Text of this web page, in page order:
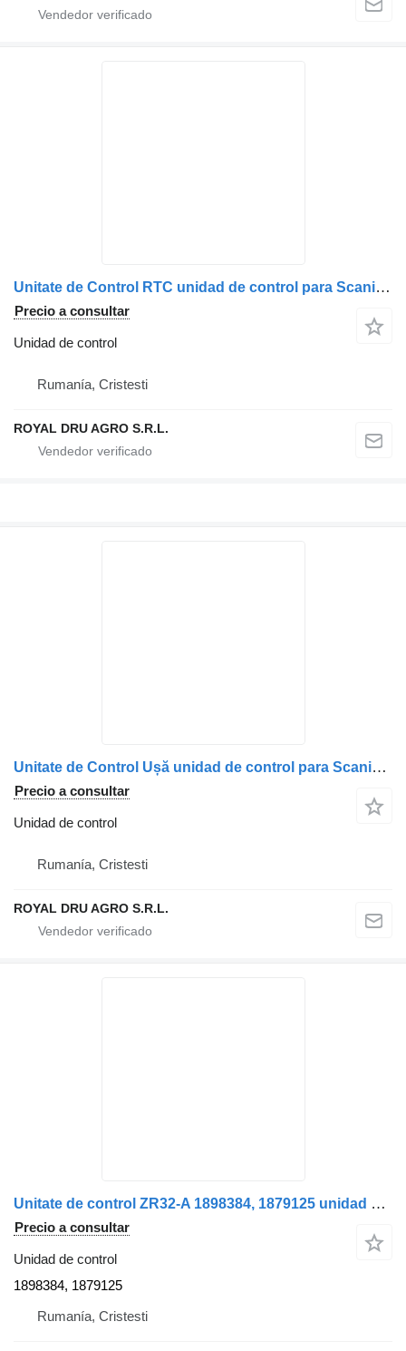
Unitate de Control RTC unidad de control para Scania 2424369 – Hardware Assy 2252124 – Topographic data 2154907 – Hardware 2305316 – Consecutive No. 1514-0356 – System voltage 24V – Supplier designation 3129 – GSM GPS – Prog date 2015-06-01 camión
Precio a consultar
Unidad de control
Rumanía, Cristesti
ROYAL DRU AGRO S.R.L.
Unitate de Control Ușă unidad de control para Scania 1446070 1394627 1947027 2149652 1893317 camión
Precio a consultar
Unidad de control
Rumanía, Cristesti
ROYAL DRU AGRO S.R.L.
Unitate de control ZR32-A 1898384, 1879125 unidad de control para Scania 1898384 1879125 camión
Precio a consultar
Unidad de control
1898384, 1879125
Rumanía, Cristesti